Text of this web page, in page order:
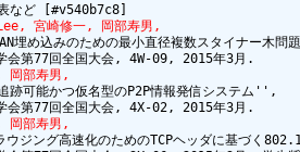
宮崎修一, 岡部寿男,
埋め込みのための最小直径複数スタイナー木
岡部寿男,
跡可能かつ仮名型のP2P情報発信システム'',
岡部寿男,
ウジング高速化のためのTCPヘッダに基づく